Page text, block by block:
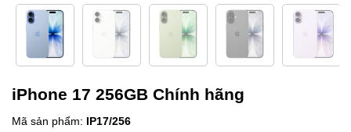
iPhone 17 256GB Chính hãng
Mã sản phẩm: IP17/256